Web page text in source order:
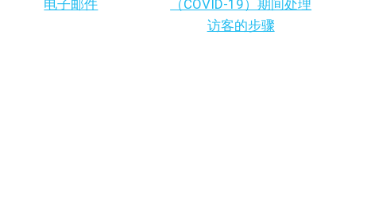
电子邮件
（COVID-19）期间处理
访客的步骤